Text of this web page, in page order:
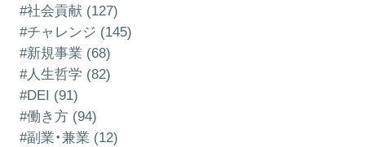
#社会貢献 (127)
#チャレンジ (145)
#新規事業 (68)
#人生哲学 (82)
#DEI (91)
#働き方 (94)
#副業・兼業 (12)